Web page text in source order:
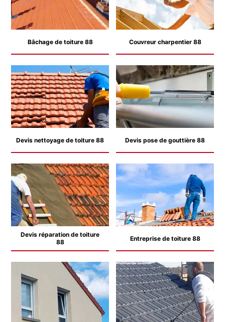
Bâchage de toiture 88 Couvreur charpentier 88
Devis nettoyage de toiture 88 Devis pose de gouttière 88
Devis réparation de toiture
88
Entreprise de toiture 88